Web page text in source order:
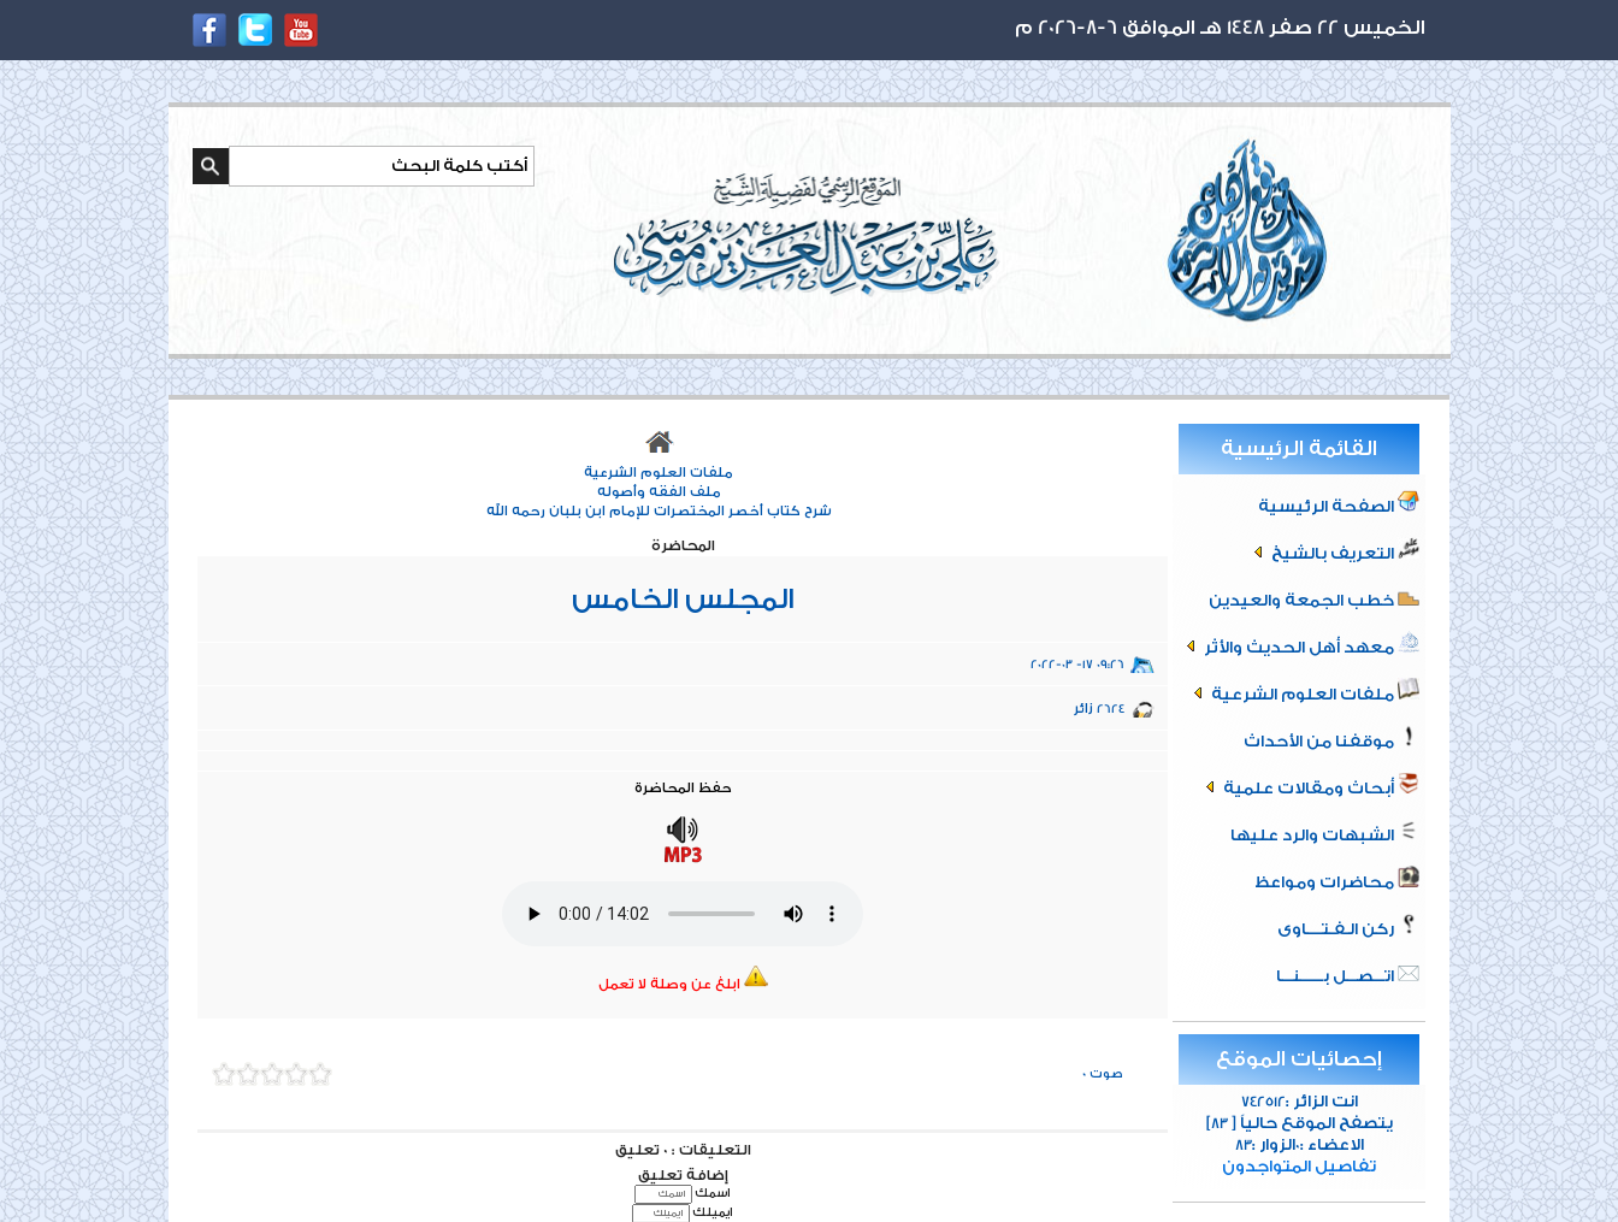
الخميس 22 صفر 1448 هـ الموافق 6-8-2026 م
القائمة الرئيسية
الصفحة الرئيسية
التعريف بالشيخ
خطب الجمعة والعيدين
معهد أهل الحديث والأثر
ملفات العلوم الشرعية
موقفنا من الأحداث
أبحاث ومقالات علمية
الشبهات والرد عليها
محاضرات ومواعظ
ركن الـفـتــــاوى
اتـــصـــل بــــــنـــا
إحصائيات الموقع
انت الزائر :742512
[يتصفح الموقع حالياً [83
الاعضاء :0الزوار :83
تفاصيل المتواجدون
ملفات العلوم الشرعية
ملف الفقه وأصوله
شرح كتاب أخصر المختصرات للإمام ابن بلبان رحمه الله
المحاضرة
المجلس الخامس
2022-03 -17 09:26
2624 زائر
حفظ المحاضرة
ابلغ عن وصلة لا تعمل
0 صوت
التعليقات : 0 تعليق
إضافة تعليق
اسمك
ايميلك